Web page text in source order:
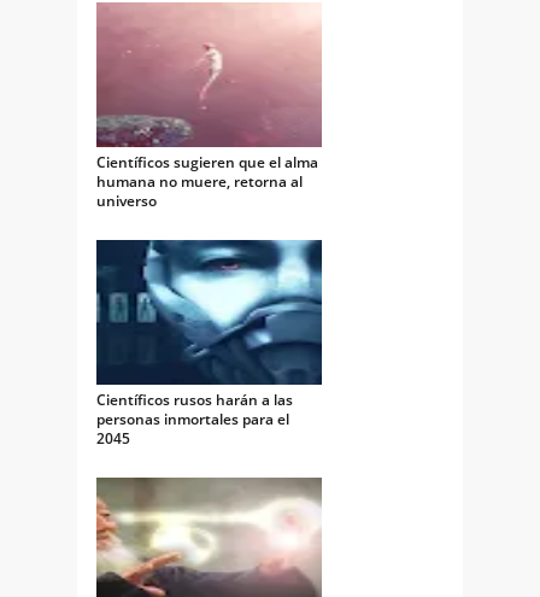
Científicos sugieren que el alma
humana no muere, retorna al
universo
Científicos rusos harán a las
personas inmortales para el
2045